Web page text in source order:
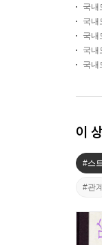
국내
국내
국내
국내
국내
이
#스
#관계